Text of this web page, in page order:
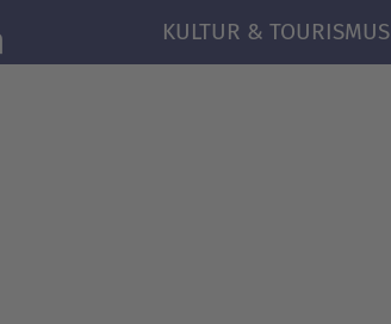
KULTUR & TOURISMUS